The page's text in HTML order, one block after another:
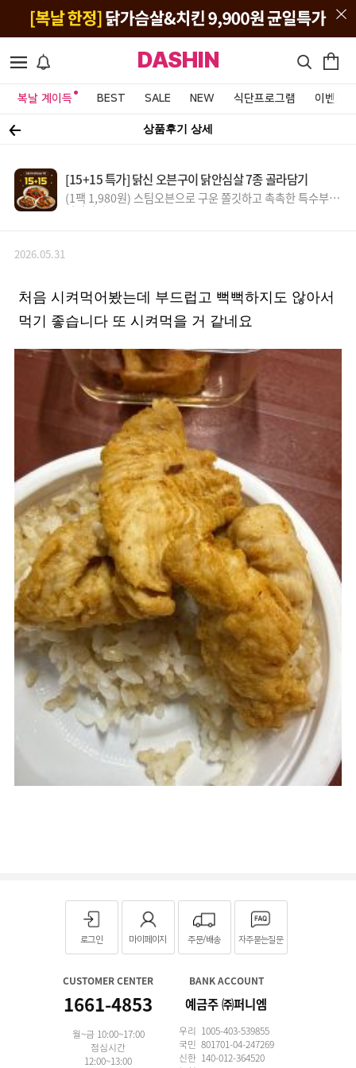
DASHIN
복날 계이득 BEST SALE NEW 식단프로그램 이벤트&
상품후기 상세
[15+15 특가] 닭신 오븐구이 닭안심살 7종 골라담기
(1팩 1,980원) 스팀오븐으로 구운 쫄깃하고 촉촉한 특수부위
닭안심살
2026.05.31
처음 시켜먹어봤는데 부드럽고 뻑뻑하지도 않아서
먹기 좋습니다 또 시켜먹을 거 같네요
로그인 마이페이지 주문/배송 자주묻는질문
CUSTOMER CENTER
1661-4853
월~금 10:00~17:00
점심시간
12:00~13:00
BANK ACCOUNT
예금주 ㈜퍼니엠
우리 1005-403-539855
국민 801701-04-247269
신한 140-012-364520